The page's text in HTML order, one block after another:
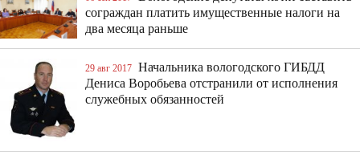
сограждан платить имущественные налоги на
два месяца раньше
29 авг 2017 Начальника вологодского ГИБДД
Дениса Воробьева отстранили от исполнения
служебных обязанностей